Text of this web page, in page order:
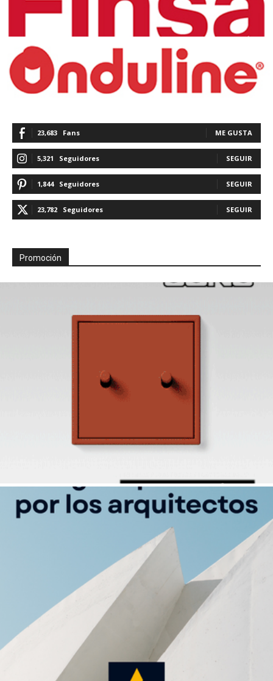
23,683 Fans ME GUSTA
5,321 Seguidores SEGUIR
1,844 Seguidores SEGUIR
23,782 Seguidores SEGUIR
Promoción